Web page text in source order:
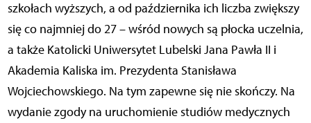
szkołach wyższych, a od października ich liczba zwiększy
się co najmniej do 27 – wśród nowych są płocka uczelnia,
a także Katolicki Uniwersytet Lubelski Jana Pawła II i
Akademia Kaliska im. Prezydenta Stanisława
Wojciechowskiego. Na tym zapewne się nie skończy. Na
wydanie zgody na uruchomienie studiów medycznych